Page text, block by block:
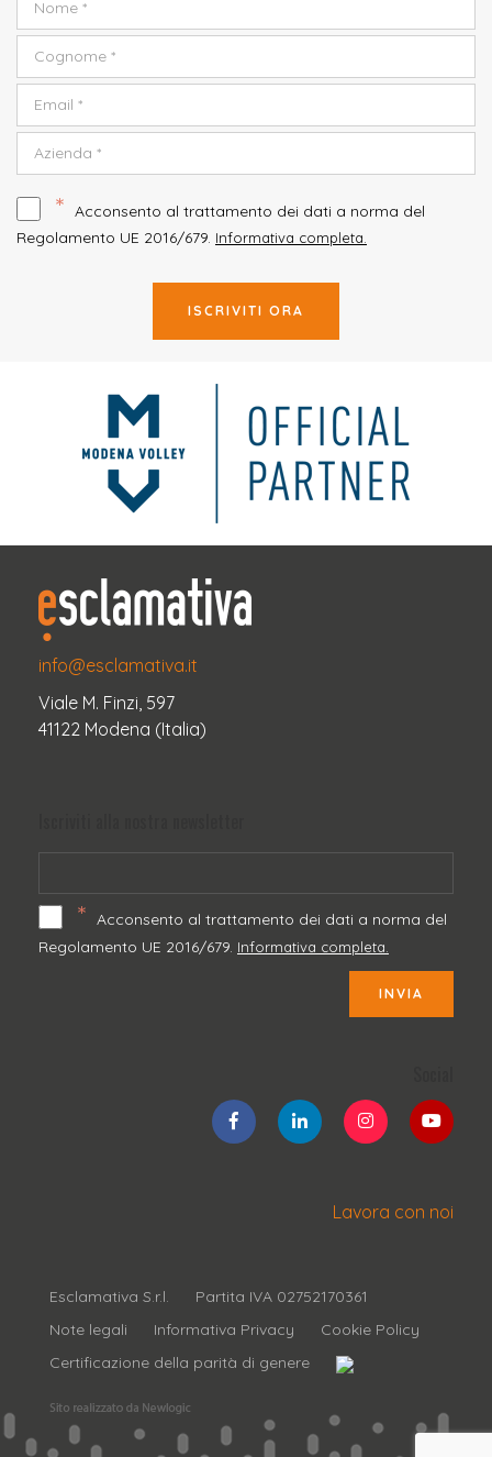
* Acconsento al trattamento dei dati a norma del
Regolamento UE 2016/679. Informativa completa.
ISCRIVITI ORA
info@esclamativa.it
Viale M. Finzi, 597
41122 Modena (Italia)
* Acconsento al trattamento dei dati a norma del
Regolamento UE 2016/679. Informativa completa.
INVIA
Lavora con noi
Esclamativa S.r.l.
Partita IVA 02752170361
Note legali
Informativa Privacy
Cookie Policy
Certificazione della parità di genere